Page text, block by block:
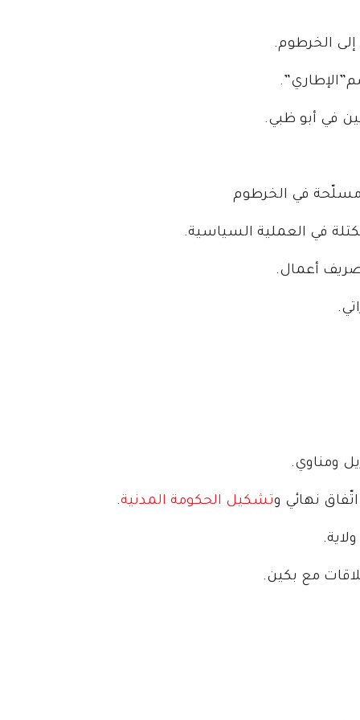
الخرطوم.
في أبو ظبي.
في الخرطوم
أعمال.
ومناوي.
نهائي وتشكيل الحكومة المدنية.
مع بكين.